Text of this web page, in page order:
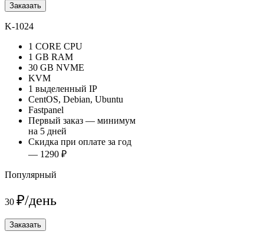
Заказать
K-1024
1 CORE CPU
1 GB RAM
30 GB NVME
KVM
1 выделенный IP
CentOS, Debian, Ubuntu
Fastpanel
Первый заказ — минимум
на 5 дней
Скидка при оплате за год
— 1290 ₽
Популярный
30 ₽/день
Заказать